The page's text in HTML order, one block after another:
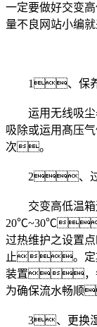
一定要做好交变
量不良网站小编
1、保养
运用无线吸尘
吸除或运用髙压
次。
2、过
交变高低温箱
20℃~30℃
过热维护之设置
止。定期
装置，每
为确保流水畅
3、更换湿